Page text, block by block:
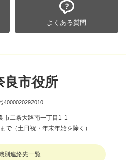
よくある質問
良市役所
4000020292010
市二条大路南一丁目1-1
で（土日祝・年末年始を除く）
別連絡先一覧